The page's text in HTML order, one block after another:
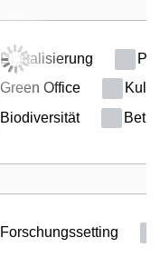
Digitalisierung
Green Office
Biodiversität
Forschungssetting